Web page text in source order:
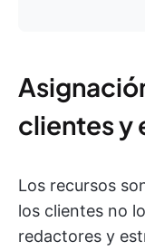
clientes y
Los recursos
los clientes no
redactores y